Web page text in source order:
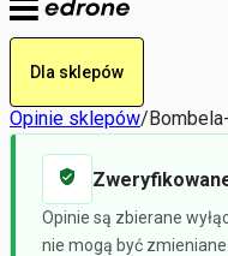
Dla sklepów
Opinie sklepów/
Opinie są zbierane
nie mogą być